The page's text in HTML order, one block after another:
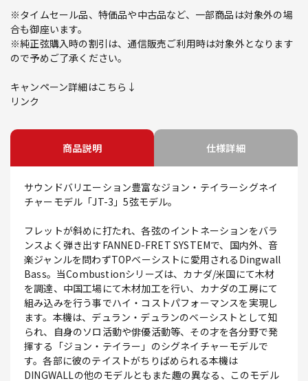
※タイムセール品、特価品や中古品など、一部商品は対象外の場
合も御座います。
※純正弦購入時の割引は、通信販売ご利用時は対象外となります
ので予めご了承ください。
キャンペーン詳細はこちら↓
リンク
商品説明 仕様詳細
サウンドバリエーション豊富なジョン・テイラーシグネイ
チャーモデル「JT-3」5弦モデル。
フレットが斜めに打たれ、各弦のイントネーションをバラ
ンスよく弾き出すFANNED-FRET SYSTEMで、国内外、音
楽ジャンルを問わずTOPベーシストに愛用されるDingwall
Bass。当Combustionシリーズは、カナダ/米国にて木材
を調達、中国工場にて木材加工を行い、カナダの工房にて
組み込みを行う事でハイ・コストパフォーマンスを実現し
ます。本機は、デュラン・デュランのベーシストとして知
られ、自身のソロ活動や俳優活動等、その才を各分野で発
揮する「ジョン・テイラー」のシグネイチャーモデルで
す。各部に彼のテイストがちりばめられる本機は
DINGWALLの他のモデルともまた趣の異なる、このモデル